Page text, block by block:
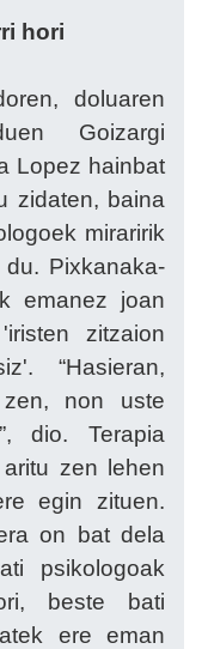
hori
doluaren
Goizargi
Lopez hainbat
zidaten, baina
miraririk
Pixkanaka-
emanez joan
zitzaion
“Hasieran,
zen, non uste
dio. Terapia
zen lehen
egin zituen.
on bat dela
psikologoak
beste bati
ere eman